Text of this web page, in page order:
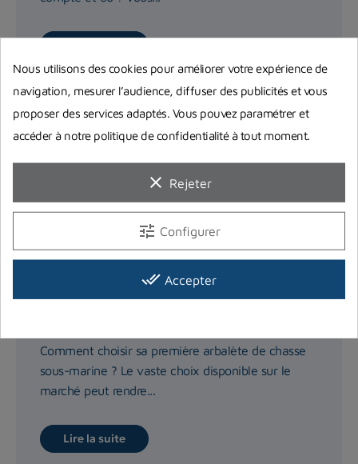
Choisir son arbalète de chasse sous-
Comment choisir sa première arbalète de chasse
sous-marine ? Le vaste choix disponible sur le
marché peut rendre...
Lire la suite
Nous utilisons des cookies pour améliorer votre expérience de
navigation, mesurer l’audience, diffuser des publicités et vous
proposer des services adaptés. Vous pouvez paramétrer et
accéder à notre politique de confidentialité à tout moment.
clear Rejeter
tune Configurer
done_all Accepter